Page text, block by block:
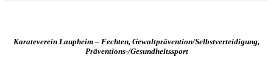
Karateverein Laupheim – Fechten, Gewaltprävention/Selbstverteidigung,
Präventions-/Gesundheitssport